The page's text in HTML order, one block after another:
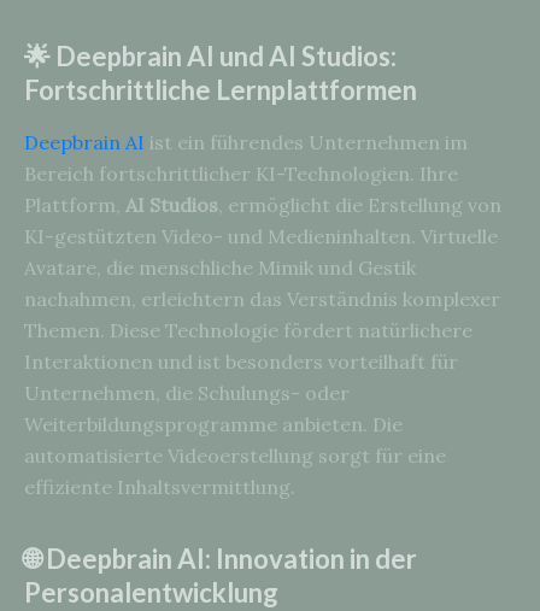
🌟 Deepbrain AI und AI Studios:
Fortschrittliche Lernplattformen
Deepbrain AI ist ein führendes Unternehmen im
Bereich fortschrittlicher KI-Technologien. Ihre
Plattform, AI Studios, ermöglicht die Erstellung von
KI-gestützten Video- und Medieninhalten. Virtuelle
Avatare, die menschliche Mimik und Gestik
nachahmen, erleichtern das Verständnis komplexer
Themen. Diese Technologie fördert natürlichere
Interaktionen und ist besonders vorteilhaft für
Unternehmen, die Schulungs- oder
Weiterbildungsprogramme anbieten. Die
automatisierte Videoerstellung sorgt für eine
effiziente Inhaltsvermittlung.
🌐 Deepbrain AI: Innovation in der
Personalentwicklung